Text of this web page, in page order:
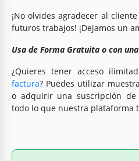
¡No olvides agradecer al
futuros trabajos! ¡Dejamos un
Usa de Forma Gratuita o con
¿Quieres tener acceso
factura? Puedes utilizar
o adquirir una suscripción
todo lo que nuestra plataforma